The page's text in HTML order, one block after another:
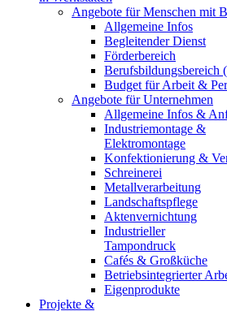
Angebote für Menschen mit
Allgemeine Infos
Begleitender Dienst
Förderbereich
Berufsbildungsbereich
Budget für Arbeit &
Angebote für Unternehmen
Allgemeine Infos &
Industriemontage &
Elektromontage
Konfektionierung &
Schreinerei
Metallverarbeitung
Landschaftspflege
Aktenvernichtung
Industrieller
Tampondruck
Cafés & Großküche
Betriebsintegrierter
Eigenprodukte
Projekte &